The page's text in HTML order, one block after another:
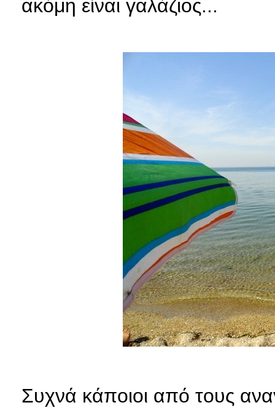
ακόμη είναι γαλάζιος...
Συχνά κάποιοι από τους